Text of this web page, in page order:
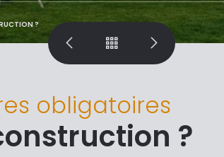
?
obligatoires
?